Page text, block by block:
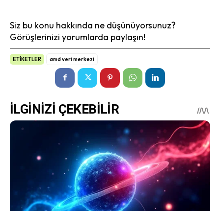
Siz bu konu hakkında ne düşünüyorsunuz?
Görüşlerinizi yorumlarda paylaşın!
ETİKETLER amd veri merkezi